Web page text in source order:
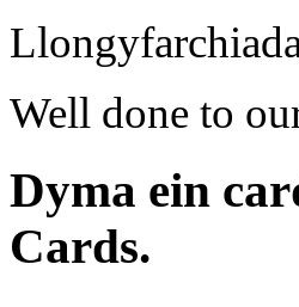
Well done to
Dyma ein
Cards.